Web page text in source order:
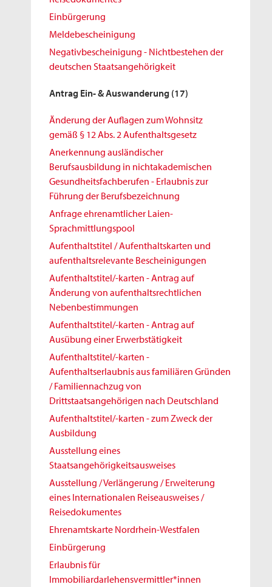
Einbürgerung
Meldebescheinigung
Negativbescheinigung - Nichtbestehen der
deutschen Staatsangehörigkeit
Antrag Ein- & Auswanderung (17)
Änderung der Auflagen zum Wohnsitz
gemäß § 12 Abs. 2 Aufenthaltsgesetz
Anerkennung ausländischer
Berufsausbildung in nichtakademischen
Gesundheitsfachberufen - Erlaubnis zur
Führung der Berufsbezeichnung
Anfrage ehrenamtlicher Laien-
Sprachmittlungspool
Aufenthaltstitel / Aufenthaltskarten und
aufenthaltsrelevante Bescheinigungen
Aufenthaltstitel/-karten - Antrag auf
Änderung von aufenthaltsrechtlichen
Nebenbestimmungen
Aufenthaltstitel/-karten - Antrag auf
Ausübung einer Erwerbstätigkeit
Aufenthaltstitel/-karten -
Aufenthaltserlaubnis aus familiären Gründen
/ Familiennachzug von
Drittstaatsangehörigen nach Deutschland
Aufenthaltstitel/-karten - zum Zweck der
Ausbildung
Ausstellung eines
Staatsangehörigkeitsausweises
Ausstellung / Verlängerung / Erweiterung
eines Internationalen Reiseausweises /
Reisedokumentes
Ehrenamtskarte Nordrhein-Westfalen
Einbürgerung
Erlaubnis für
Immobiliardarlehensvermittler*innen